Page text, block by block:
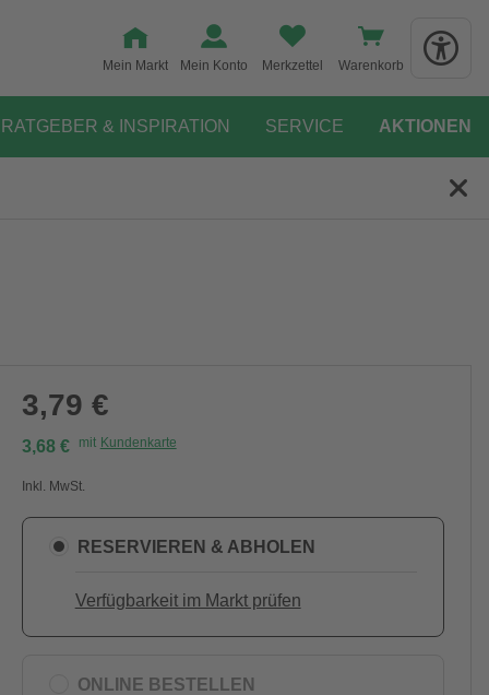
Mein Markt Mein Konto Merkzettel Warenkorb
RATGEBER & INSPIRATION SERVICE AKTIONEN
3,79 €
3,68 € mit Kundenkarte
Inkl. MwSt.
RESERVIEREN & ABHOLEN
Verfügbarkeit im Markt prüfen
ONLINE BESTELLEN